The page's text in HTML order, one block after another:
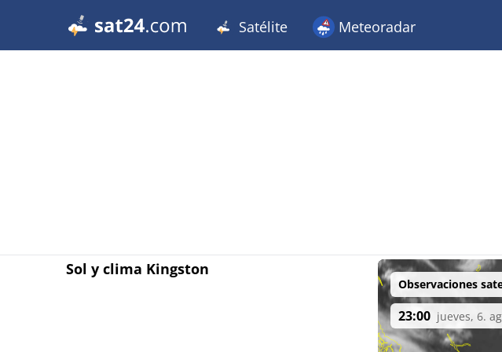
Satélite Meteoradar
Sol y clima Kingston
Observaciones
23:00 jueves, 6.